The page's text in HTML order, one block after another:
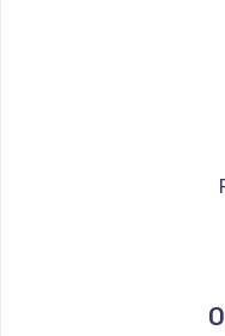
Ремонт
Ремонт